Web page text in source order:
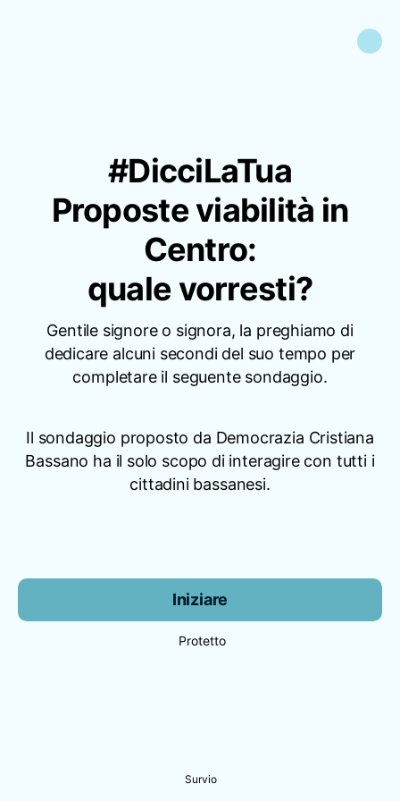
#DicciLaTua
Proposte viabilità in
Centro:
quale vorresti?
Gentile signore o signora, la preghiamo di
dedicare alcuni secondi del suo tempo per
completare il seguente sondaggio.
Il sondaggio proposto da Democrazia Cristiana
Bassano ha il solo scopo di interagire con tutti i
cittadini bassanesi.
Iniziare
Protetto
Survio